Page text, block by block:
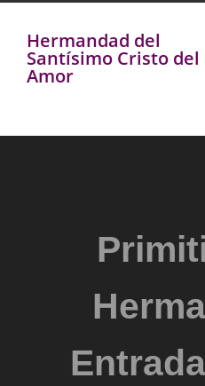
Hermandad del
Santísimo Cristo del
Amor